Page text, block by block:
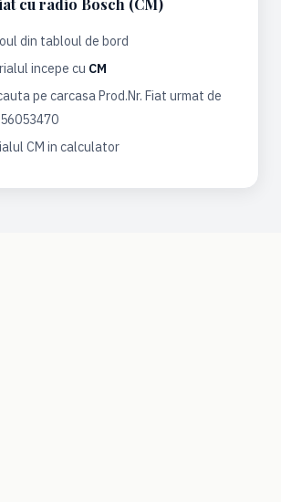
cu radio Bosch (CM)
din tabloul de bord
incepe cu CM
pe carcasa Prod.Nr. Fiat urmat de
CM in calculator